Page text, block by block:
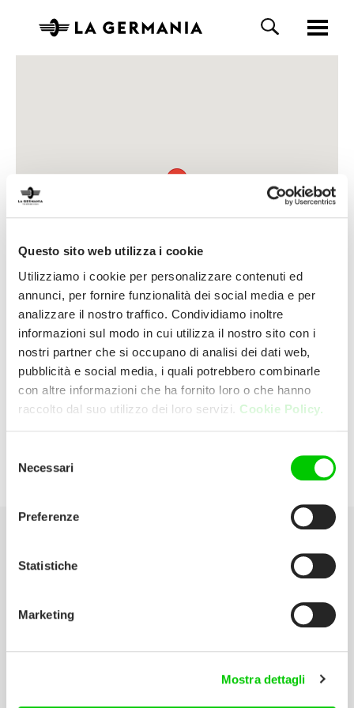
Questo sito web utilizza i cookie
Utilizziamo i cookie per personalizzare contenuti ed
annunci, per fornire funzionalità dei social media e per
analizzare il nostro traffico. Condividiamo inoltre
informazioni sul modo in cui utilizza il nostro sito con i
nostri partner che si occupano di analisi dei dati web,
pubblicità e social media, i quali potrebbero combinarle
con altre informazioni che ha fornito loro o che hanno
raccolto dal suo utilizzo dei loro servizi. Cookie Policy.
delNecessari
Preferenze
Statistiche
Marketing
Mostra dettagli
Cea – Scandroglio Sas
Via Dante, 1 21050 Gorla Maggiore
(Varese) Italia